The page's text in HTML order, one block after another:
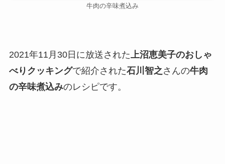
牛肉の辛味煮込み
2021年11月30日に放送された 上沼恵美子のおしゃ
べりクッキングで紹介された石川智之さんの牛肉
の辛味煮込みのレシピです。